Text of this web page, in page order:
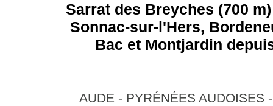
Sarrat des Breyches (700
Sonnac-sur-l'Hers,
Bac et Montjardin
AUDE - PYRÉNÉES AUDOISES